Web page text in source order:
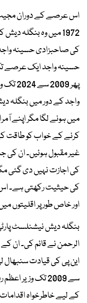
اس عرصے کے دوران
1972 میں وہ بنگلہ
کی صاحبزادی حسینہ
پھر
واجد کے دور میں بنگلہ
میں ہونے لگا مگر اپنے
کرنے کے خواب کو طاقت
غیر مقبول ہوئیں۔ ان کی
کی اجازت نہیں دی گئی
کی حیثیت رکھتی ہے۔ اس
اور خاص طور پر اقلیتوں
الرحمن نے قائم کی۔ ان
سے 2009 تک وزیر
کے لیے خاطرخواہ